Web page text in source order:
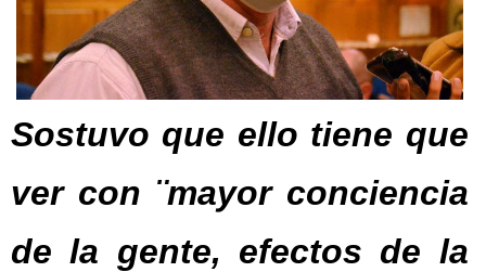
Sostuvo que ello tiene que
ver con ¨mayor conciencia
de la gente, efectos de la